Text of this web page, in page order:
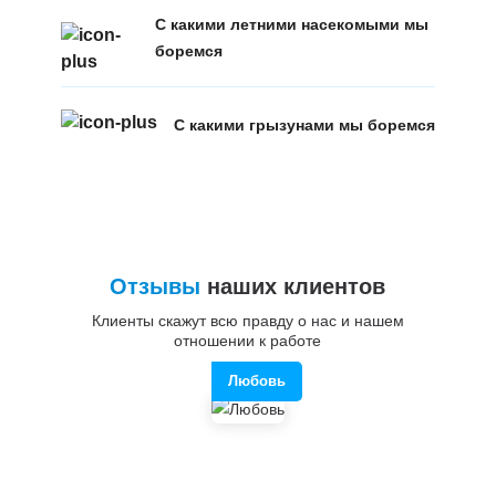
С какими летними насекомыми мы
боремся
С какими грызунами мы боремся
Отзывы наших клиентов
Клиенты скажут всю правду о нас и нашем
отношении к работе
Любовь